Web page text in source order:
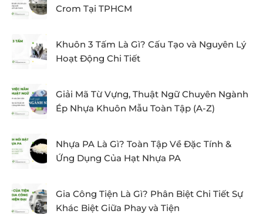
Crom Tại TPHCM
Khuôn 3 Tấm Là Gì? Cấu Tạo và Nguyên Lý
Hoạt Động Chi Tiết
Giải Mã Từ Vựng, Thuật Ngữ Chuyên Ngành
Ép Nhựa Khuôn Mẫu Toàn Tập (A-Z)
Nhựa PA Là Gì? Toàn Tập Về Đặc Tính &
Ứng Dụng Của Hạt Nhựa PA
Gia Công Tiện Là Gì? Phân Biệt Chi Tiết Sự
Khác Biệt Giữa Phay và Tiện